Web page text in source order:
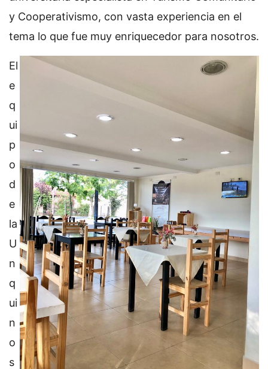
y Cooperativismo, con vasta experiencia en el
tema lo que fue muy enriquecedor para nosotros.
El
e
q
ui
p
o
d
e
la
U
n
q
ui
n
o
s